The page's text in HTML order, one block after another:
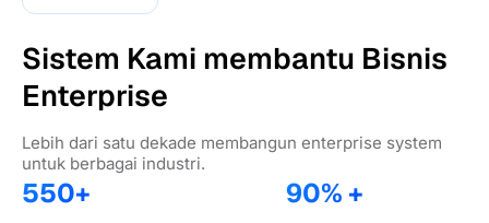
Sistem Kami membantu Bisnis
Enterprise
Lebih dari satu dekade membangun enterprise system
untuk berbagai industri.
550+ 90% +